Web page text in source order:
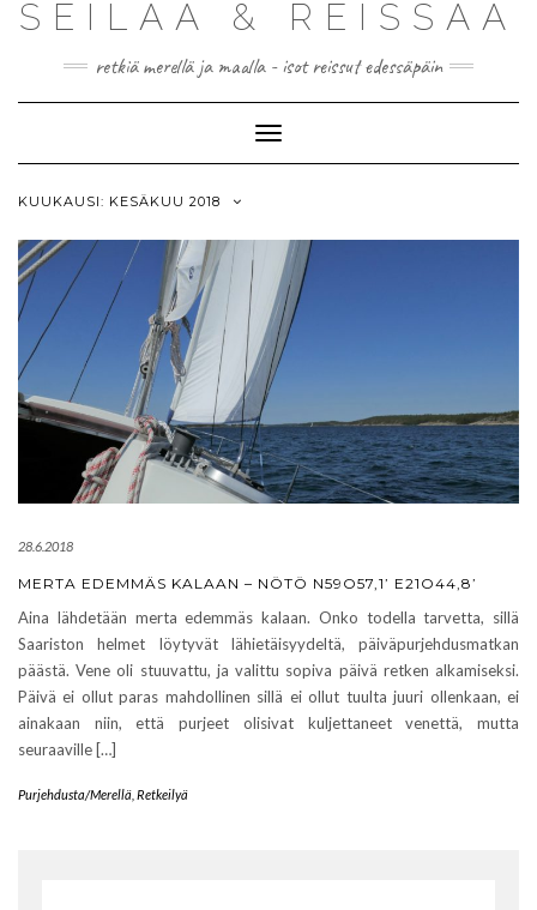
SEILAA & REISSAA
retkiä merellä ja maalla - isot reissut edessäpäin
Toggle
Navigation
KUUKAUSI: KESÄKUU 2018
28.6.2018
MERTA EDEMMÄS KALAAN – NÖTÖ N59O57,1’ E21O44,8’
Aina lähdetään merta edemmäs kalaan. Onko todella tarvetta, sillä
Saariston helmet löytyvät lähietäisyydeltä, päiväpurjehdusmatkan
päästä. Vene oli stuuvattu, ja valittu sopiva päivä retken alkamiseksi.
Päivä ei ollut paras mahdollinen sillä ei ollut tuulta juuri ollenkaan, ei
ainakaan niin, että purjeet olisivat kuljettaneet venettä, mutta
seuraaville […]
Purjehdusta/Merellä Retkeilyä